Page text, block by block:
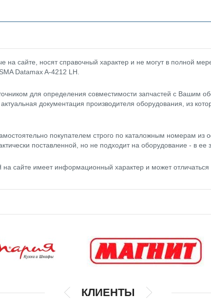
сайте, носят справочный характер и не могут в полной
Datamax A-4212 LH.
для определения совместимости запчастей с Вашим
документация производителя оборудования, из
покупателем строго по каталожным номерам из
поставленной, но не подходит на оборудование - в ее
сайте имеет информационный характер и может
КЛИЕНТЫ